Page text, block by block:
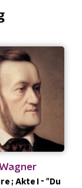
; Akte I - "Du